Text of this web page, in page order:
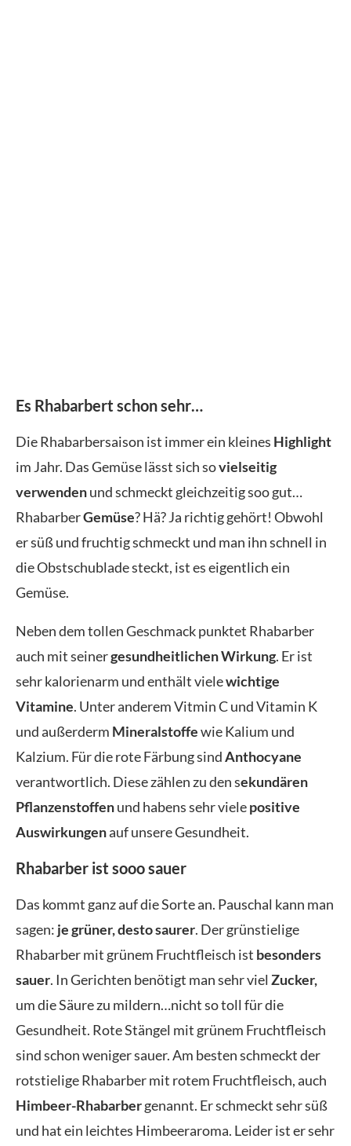
Es Rhabarbert schon sehr…
Die Rhabarbersaison ist immer ein kleines Highlight
im Jahr. Das Gemüse lässt sich sovielseitig
verwendenund schmeckt gleichzeitig soo gut…
RhabarberGemüse? Hä? Ja richtig gehört! Obwohl
er süß und fruchtig schmeckt und man ihn schnell in
die Obstschublade steckt, ist es eigentlich ein
Gemüse.
Neben dem tollen Geschmack punktet Rhabarber
auch mit seinergesundheitlichen Wirkung. Er ist
sehr kalorienarm und enthält vielewichtige
Vitamine. Unter anderem Vitmin C und Vitamin K
und außerderm Mineralstoffewie Kalium und
Kalzium. Für die rote Färbung sindAnthocyane
verantwortlich. Diese zählen zu den sekundären
Pflanzenstoffenund habens sehr vielepositive
Auswirkungenauf unsere Gesundheit.
Rhabarber ist sooo sauer
Das kommt ganz auf die Sorte an. Pauschal kann man
sagen: je grüner, desto saurer. Der grünstielige
Rhabarber mit grünem Fruchtfleisch ist besonders
sauer. In Gerichten benötigt man sehr viel Zucker,
um die Säure zu mildern…nicht so toll für die
Gesundheit. Rote Stängel mit grünem Fruchtfleisch
sind schon weniger sauer. Am besten schmeckt der
rotstielige Rhabarber mit rotem Fruchtfleisch, auch
Himbeer-Rhabarbergenannt. Er schmeckt sehr süß
und hat ein leichtes Himbeeraroma. Leider ist er sehr